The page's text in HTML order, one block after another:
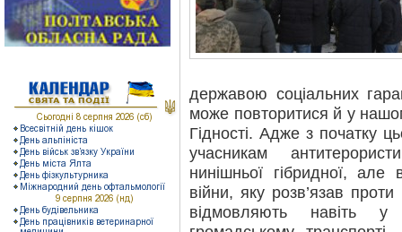
державою соціальних
може повторитися й у
Гідності. Адже з початку
учасникам
нинішньої гібридної,
війни, яку розв’язав
відмовляють навіть у